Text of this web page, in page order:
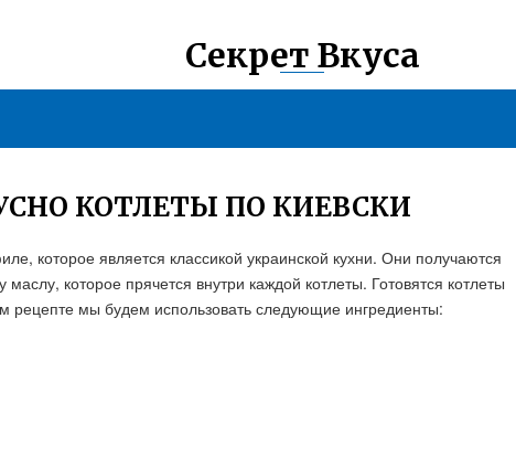
Секрет Вкуса
КОТЛЕТЫ ПО КИЕВСКИ
которое является классикой украинской кухни. Они получаются
которое прячется внутри каждой котлеты. Готовятся котлеты
рецепте мы будем использовать следующие ингредиенты: